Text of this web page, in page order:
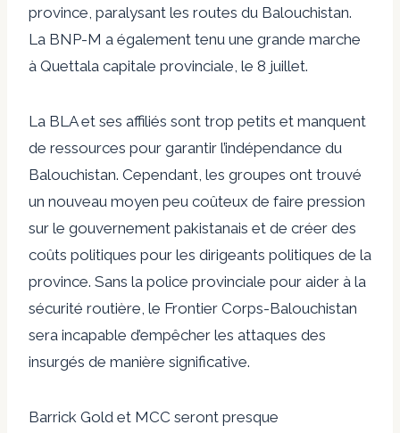
province , paralysant les routes du Balouchistan.
La BNP-M a également tenu une grande marche
à Quettala capitale provinciale, le 8 juillet.
La BLA et ses affiliés sont trop petits et manquent
de ressources pour garantir l’indépendance du
Balouchistan. Cependant, les groupes ont trouvé
un nouveau moyen peu coûteux de faire pression
sur le gouvernement pakistanais et de créer des
coûts politiques pour les dirigeants politiques de la
province. Sans la police provinciale pour aider à la
sécurité routière, le Frontier Corps-Balouchistan
sera incapable d’empêcher les attaques des
insurgés de manière significative.
Barrick Gold et MCC seront presque